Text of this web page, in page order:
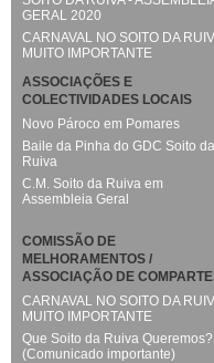
GERAL 2020
CARNAVAL NO SOITO DA
MUITO IMPORTANTE
ASSOCIAÇÕES E
COLECTIVIDADES LOCAIS
Novo Pároco em Pomares
Baile da Pinha do GDC Soito da
Ruiva
C.M. Soito da Ruiva em
Assembleia Geral
COMISSÃO DE
MELHORAMENTOS /
ASSOCIAÇÃO DE
CARNAVAL NO SOITO DA
MUITO IMPORTANTE
Que Soito da Ruiva Queremos?
(Comunicado importante)